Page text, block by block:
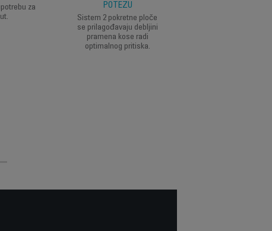
za
POTEZU
Sistem 2 pokretne ploče
se prilagođavaju debljini
pramena kose radi
optimalnog pritiska.